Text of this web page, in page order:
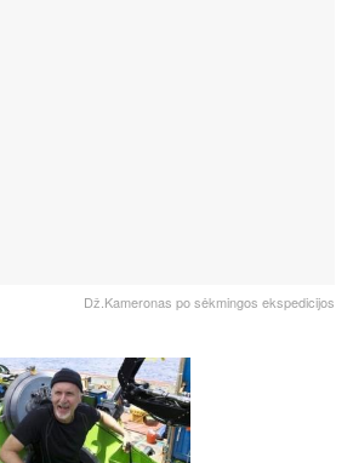
Dž.Kameronas po sėkmingos ekspedicijos